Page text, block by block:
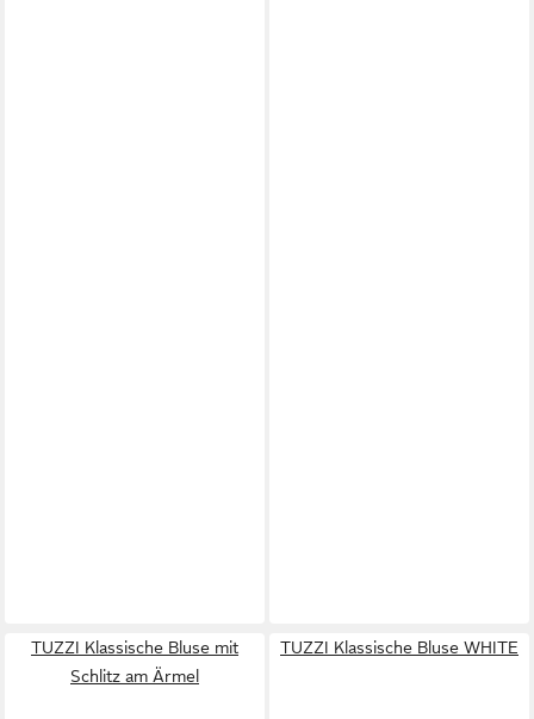
TUZZI Klassische Bluse mit
Schlitz am Ärmel
TUZZI Klassische Bluse WHITE